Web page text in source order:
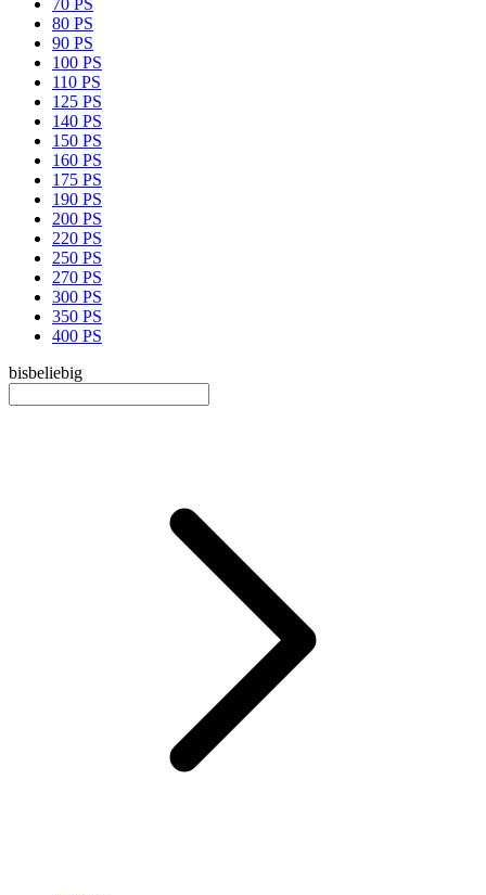
70 PS
80 PS
90 PS
100 PS
110 PS
125 PS
140 PS
150 PS
160 PS
175 PS
190 PS
200 PS
220 PS
250 PS
270 PS
300 PS
350 PS
400 PS
bisbeliebig